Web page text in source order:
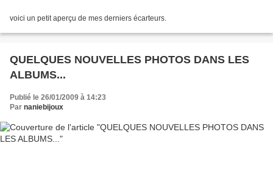
voici un petit aperçu de mes derniers écarteurs.
QUELQUES NOUVELLES PHOTOS DANS LES
ALBUMS...
Publié le 26/01/2009 à 14:23
Par naniebijoux